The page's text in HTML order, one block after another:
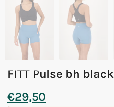
FITT Pulse bh black
€29,50